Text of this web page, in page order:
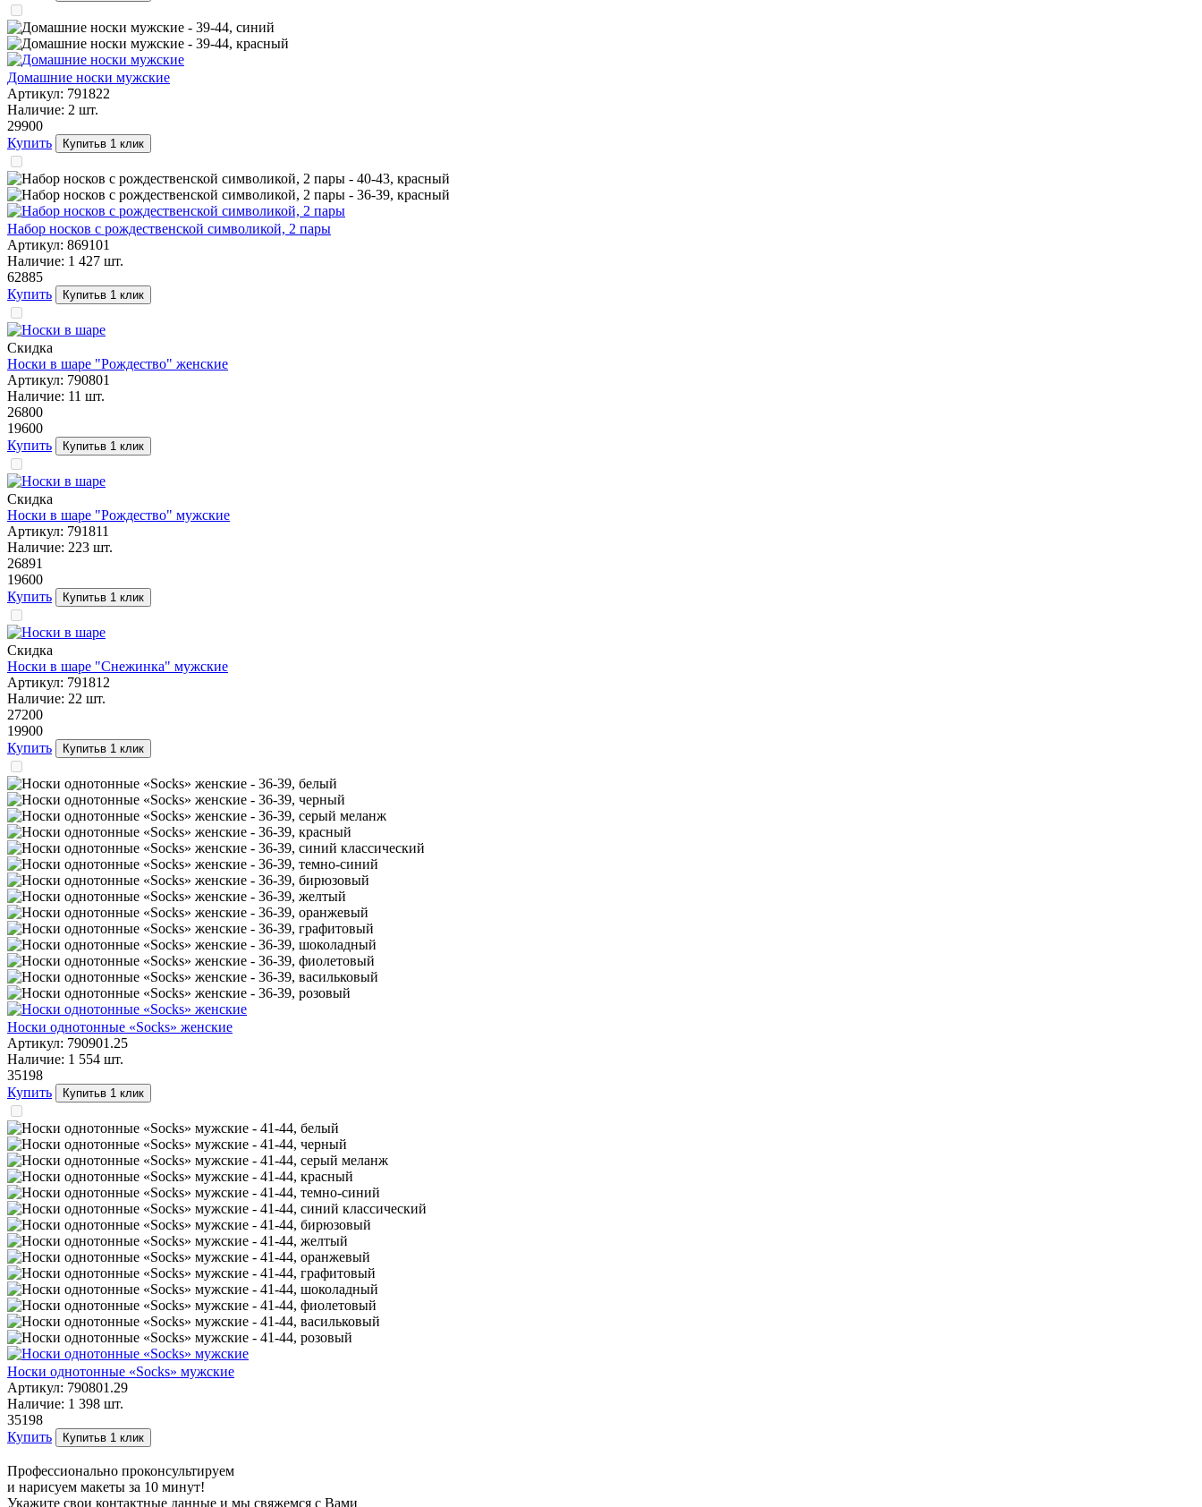
Домашние носки мужские
Артикул: 791822
Наличие: 2 шт.
29900
Купить
Купитьв 1 клик
Набор носков с рождественской символикой, 2 пары
Артикул: 869101
Наличие: 1 427 шт.
62885
Купить
Купитьв 1 клик
Скидка
Носки в шаре "Рождество" женские
Артикул: 790801
Наличие: 11 шт.
26800
19600
Купить
Купитьв 1 клик
Скидка
Носки в шаре "Рождество" мужские
Артикул: 791811
Наличие: 223 шт.
26891
19600
Купить
Купитьв 1 клик
Скидка
Носки в шаре "Снежинка" мужские
Артикул: 791812
Наличие: 22 шт.
27200
19900
Купить
Купитьв 1 клик
Носки однотонные «Socks» женские
Артикул: 790901.25
Наличие: 1 554 шт.
35198
Купить
Купитьв 1 клик
Носки однотонные «Socks» мужские
Артикул: 790801.29
Наличие: 1 398 шт.
35198
Купить
Купитьв 1 клик
Профессионально проконсультируем
и нарисуем макеты за 10 минут!
Укажите свои контактные данные и мы свяжемся с Вами